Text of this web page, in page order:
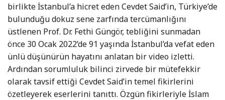
birlikte İstanbul’a hicret eden Cevdet Said’in, Türkiye’de
bulunduğu dokuz sene zarfında tercümanlığını
üstlenen Prof. Dr. Fethi Güngör, tebliğini sunmadan
önce 30 Ocak 2022’de 91 yaşında İstanbul’da vefat eden
ünlü düşünürün hayatını anlatan bir video izletti.
Ardından sorumluluk bilinci zirvede bir mütefekkir
olarak tavsif ettiği Cevdet Said’in temel fikirlerini
özetleyerek eserlerini tanıttı. Özgün fikirleriyle İslam